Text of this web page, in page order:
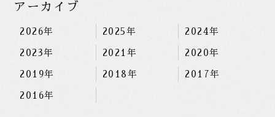
アーカイブ
2026年 2025年 2024年
2023年 2021年 2020年
2019年 2018年 2017年
2016年